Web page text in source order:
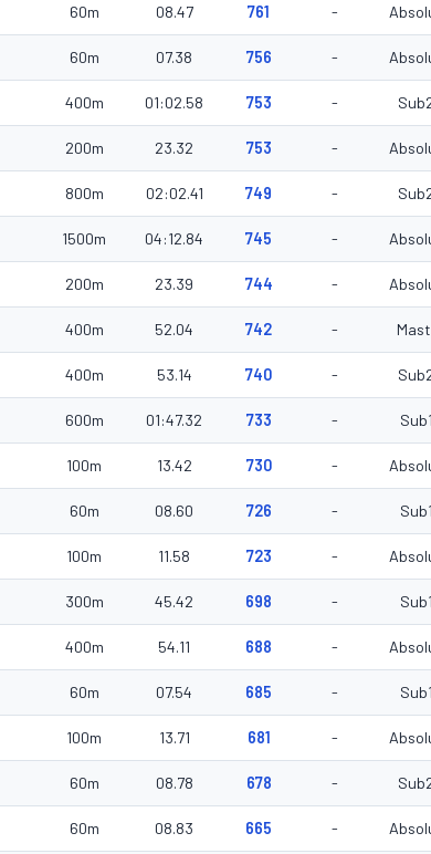
60m 08.47 761 -
60m 07.38 756 -
400m 01:02.58 753 -
200m 23.32 753 -
800m 02:02.41 749 -
1500m 04:12.84 745 -
200m 23.39 744 -
400m 52.04 742 -
400m 53.14 740 -
600m 01:47.32 733 -
100m 13.42 730 -
60m 08.60 726 -
100m 11.58 723 -
300m 45.42 698 -
400m 54.11 688 -
60m 07.54 685 -
100m 13.71 681 -
60m 08.78 678 -
60m 08.83 665 -